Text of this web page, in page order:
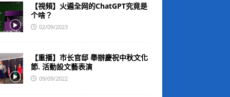
【視頻】火遍全网的ChatGPT究竟是
个啥？
02/09/2023
【重播】市长官邸 舉辦慶祝中秋文化
節. 活動設文藝表演
09/09/2022